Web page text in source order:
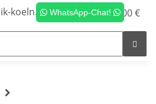
WhatsApp-Chat! 0,00 €